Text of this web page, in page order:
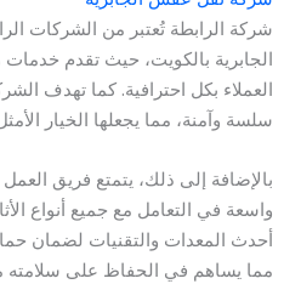
شركة الرابطة تُعتبر من الشركات
الجابرية بالكويت، حيث تقدم خدمات
العملاء بكل احترافية. كما تهدف
سلسة وآمنة، مما يجعلها الخيار
بالإضافة إلى ذلك، يتمتع فريق
واسعة في التعامل مع جميع أنواع
أحدث المعدات والتقنيات لضمان
مما يساهم في الحفاظ على سلامته